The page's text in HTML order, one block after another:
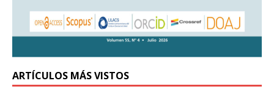
ARTÍCULOS MÁS VISTOS